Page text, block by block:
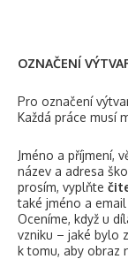
OZNAČENÍ
Pro označení
Každá práce musí
Jméno a příjmení,
název a adresa
prosím, vyplňte
také jméno a
Oceníme, když u
vzniku – jaké bylo
k tomu, aby obraz